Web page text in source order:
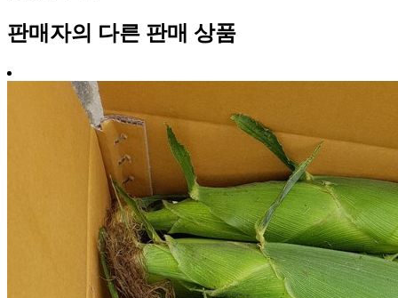
판매자의 다른 판매 상품